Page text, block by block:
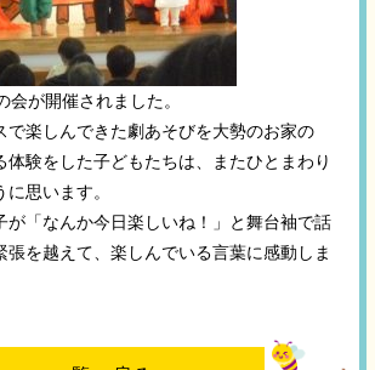
会が開催されました。
で楽しんできた劇あそびを大勢のお家の
体験をした子どもたちは、またひとまわり
思います。
が「なんか今日楽しいね！」と舞台袖で話
張を越えて、楽しんでいる言葉に感動しま